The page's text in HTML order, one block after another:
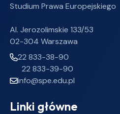
Studium Prawa Europejskiego
Al. Jerozolimskie 133/53
02-304 Warszawa
22 833-38-90
22 833-39-90
info@spe.edu.pl
Linki główne